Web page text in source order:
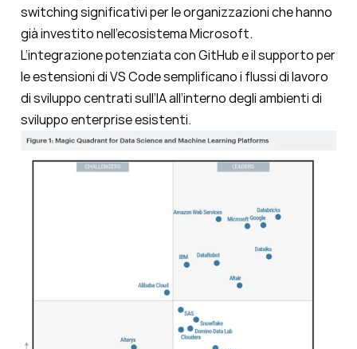
switching significativi per le organizzazioni che hanno
già investito nell’ecosistema Microsoft.
L’integrazione potenziata con GitHub e il supporto per
le estensioni di VS Code semplificano i flussi di lavoro
di sviluppo centrati sull’IA all’interno degli ambienti di
sviluppo enterprise esistenti.